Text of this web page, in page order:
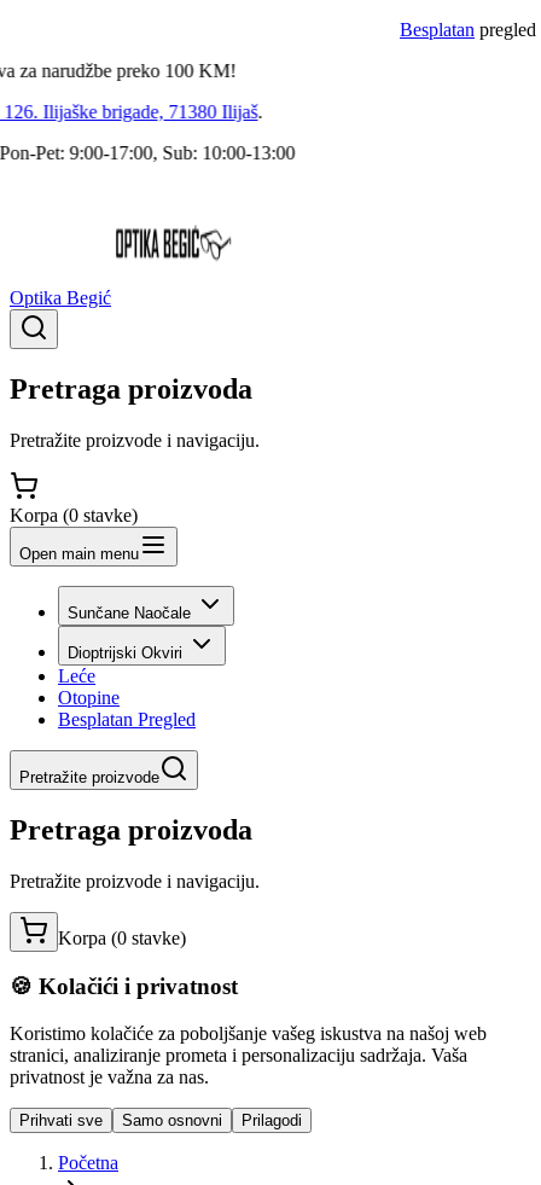
Besplatan pregled
narudžbe preko 100 KM!
Ilijaške brigade, 71380 Ilijaš.
Pet: 9:00-17:00, Sub: 10:00-13:00
Optika Begić
Pretraga proizvoda
Pretražite proizvode i navigaciju.
Korpa (0 stavke)
Open main menu
Sunčane Naočale
Dioptrijski Okviri
Leće
Otopine
Besplatan Pregled
Pretražite proizvode
Pretraga proizvoda
Pretražite proizvode i navigaciju.
Korpa (0 stavke)
🍪 Kolačići i privatnost
Koristimo kolačiće za poboljšanje vašeg iskustva na našoj web
stranici, analiziranje prometa i personalizaciju sadržaja. Vaša
privatnost je važna za nas.
Prihvati sve Samo osnovni Prilagodi
Početna